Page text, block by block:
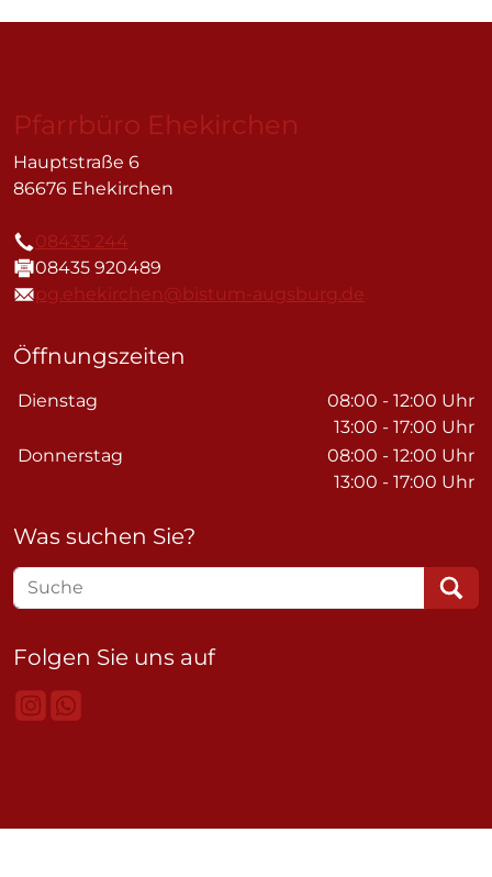
Pfarrbüro Ehekirchen
Hauptstraße 6
86676 Ehekirchen
Telefon
08435 244
Fax
08435 920489
E-Mail
pg.ehekirchen@bistum-augsburg.de
Öffnungszeiten
Wochentage / Monate
Öffnungszeiten / Hinweise
Dienstag
08:00 - 12:00 Uhr
13:00 - 17:00 Uhr
Donnerstag
08:00 - 12:00 Uhr
13:00 - 17:00 Uhr
Was suchen Sie?
Folgen Sie uns auf